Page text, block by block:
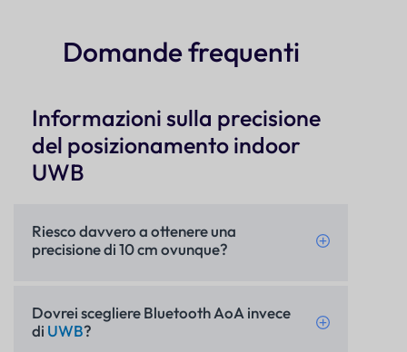
Domande frequenti
Informazioni sulla precisione
del posizionamento indoor
UWB
Riesco davvero a ottenere una
precisione di 10 cm ovunque?
Dovrei scegliere Bluetooth AoA invece
di UWB?